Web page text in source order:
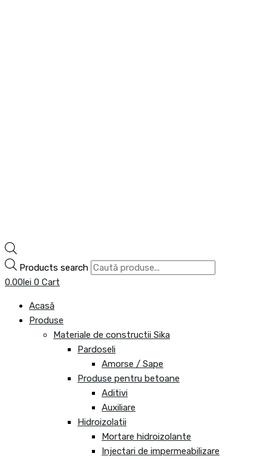
Products search
0.00lei 0 Cart
Acasă
Produse
Materiale de constructii Sika
Pardoseli
Amorse / Sape
Produse pentru betoane
Aditivi
Auxiliare
Hidroizolatii
Mortare hidroizolante
Injectari de impermeabilizare